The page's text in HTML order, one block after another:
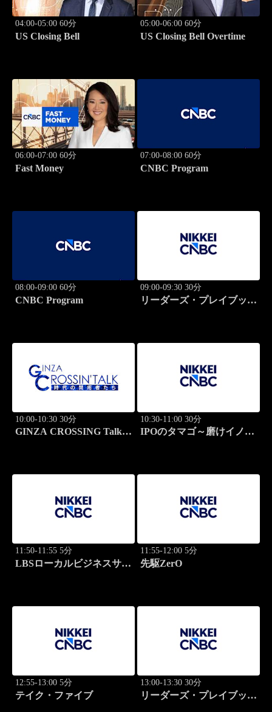
04:00-05:00 60分
US Closing Bell
05:00-06:00 60分
US Closing Bell Overtime
06:00-07:00 60分
Fast Money
07:00-08:00 60分
CNBC Program
08:00-09:00 60分
CNBC Program
09:00-09:30 30分
リーダーズ・プレイブック
10:00-10:30 30分
GINZA CROSSING Talk
10:30-11:00 30分
IPOのタマゴ～磨けイノベ
11:50-11:55 5分
LBSローカルビジネスサテ
11:55-12:00 5分
先駆ZerO
12:55-13:00 5分
テイク・ファイブ
13:00-13:30 30分
リーダーズ・プレイブック